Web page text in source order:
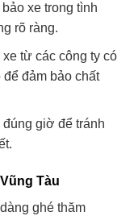
xe trong tình
rõ ràng.
xe từ các công ty có
đảm bảo chất
giờ để tránh
Tàu
ghé thăm